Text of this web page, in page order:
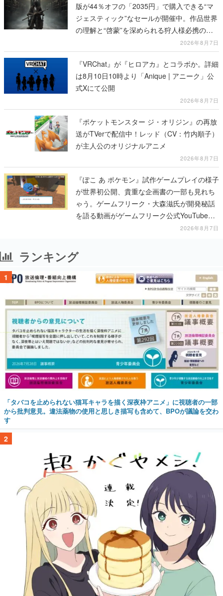
版が44％オフの「2035円」で購入できる“マ
ジェスティック”なセールが開催中。作品世界
の理解と“啓蒙”を深められる狩人様必携の一
2026年8月7日
『VRChat』が『ヒロアカ』とコラボか。詳細
は8月10日10時より「Anique | アニーク」公
式Xにて公開
2026年8月7日
『ポケットモンスター ジ・オリジン』の再放
送がTVerで配信中！レッド（CV：竹内順子）
が主人公のオリジナルアニメ
2026年8月7日
『ぽこ あ ポケモン』試作ゲームプレイの様子
が世界初公開、貴重な企画書の一部も見れち
ゃう。ゲームフリーク・大森滋氏が開発秘話
を語る動画がゲームフリーク公式YouTubeで
2026年8月7日
ランキング
1
「タバコを止められない猫耳キャラを描く深夜枠アニメ」に視聴者の一部
から批判意見。違法薬物の使用と思しき描写も含めて、BPOが議論を交わ
す
2